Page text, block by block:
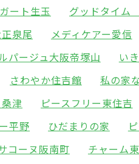
ート生玉 グッドタイ
泉尾 メディケアー愛信
パージュ大阪帝塚山 い
さわやか住吉館 私の家
津 ピースフリー東住吉
平野 ひだまりの家
コーヌ阪南町 チャーム